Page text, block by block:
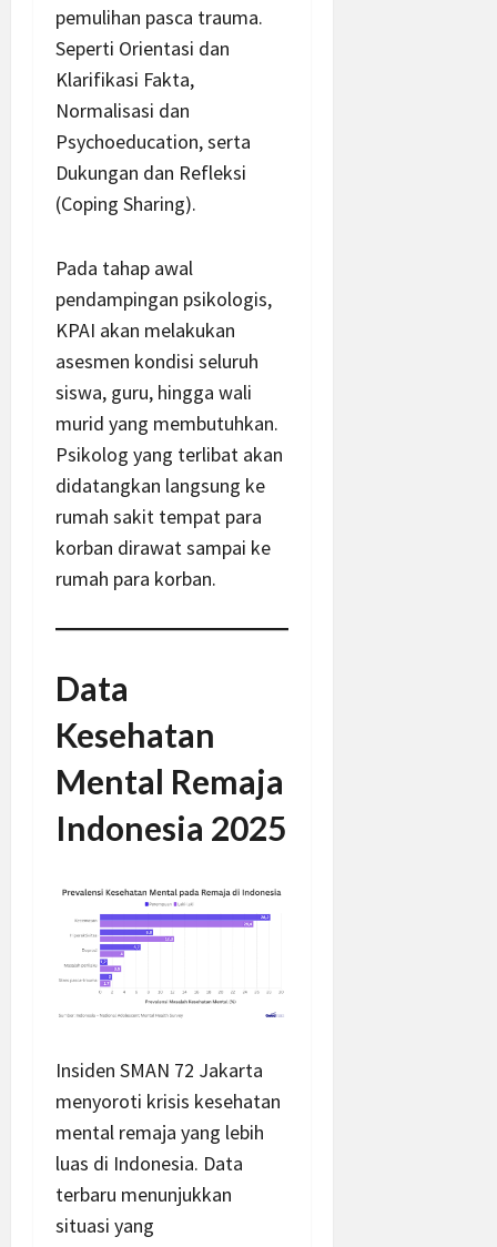
pemulihan pasca trauma.
Seperti Orientasi dan
Klarifikasi Fakta,
Normalisasi dan
Psychoeducation, serta
Dukungan dan Refleksi
(Coping Sharing).
Pada tahap awal
pendampingan psikologis,
KPAI akan melakukan
asesmen kondisi seluruh
siswa, guru, hingga wali
murid yang membutuhkan.
Psikolog yang terlibat akan
didatangkan langsung ke
rumah sakit tempat para
korban dirawat sampai ke
rumah para korban.
Data
Kesehatan
Mental Remaja
Indonesia 2025
Insiden SMAN 72 Jakarta
menyoroti krisis kesehatan
mental remaja yang lebih
luas di Indonesia. Data
terbaru menunjukkan
situasi yang